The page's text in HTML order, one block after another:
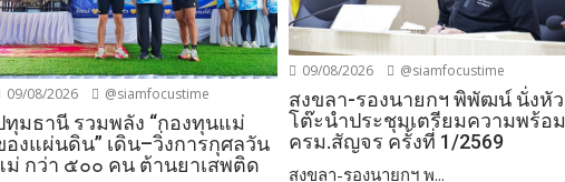
09/08/2026 @siamfocustime
ทุมธานี รวมพลัง “กองทุนแม่
องแผ่นดิน” เดิน–วิ่งการกุศลวัน
ม่ กว่า ๕๐๐ คน ต้านยาเสพติด
09/08/2026 @siamfocustime
สงขลา-รองนายกฯ พิพัฒน์ นั่งหัว
โต๊ะนำประชุมเตรียมความพร้อม
ครม.สัญจร ครั้งที่ 1/2569
สงขลา-รองนายกฯ พ...